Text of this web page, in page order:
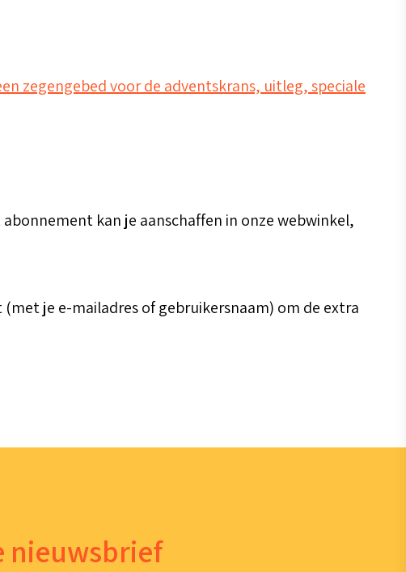
zegengebed voor de adventskrans, uitleg, speciale
kan je aanschaffen in onze webwinkel,
je e-mailadres of gebruikersnaam) om de extra
nieuwsbrief